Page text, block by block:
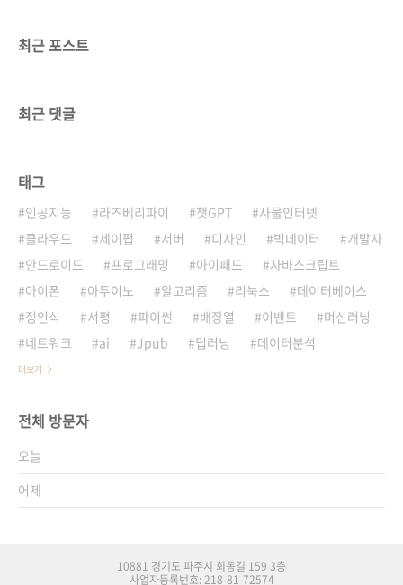
최근 포스트
최근 댓글
태그
인공지능 라즈베리파이 챗GPT
사물인터넷
클라우드
제이펍 서버 디자인 빅데이터
개발자
안드로이드
프로그래밍 아이패드
자바스크립트
아이폰
아두이노 알고리즘 리눅스
데이터베이스
정인식
서평 파이썬 배장열 이벤트
머신러닝
네트워크
ai Jpub 딥러닝 데이터분석
더보기
전체 방문자
오늘
어제
10881 경기도 파주시 회동길 159 3층
사업자등록번호: 218-81-72574